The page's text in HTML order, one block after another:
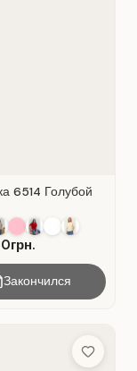
6514 Голубой
Закончился
Add to